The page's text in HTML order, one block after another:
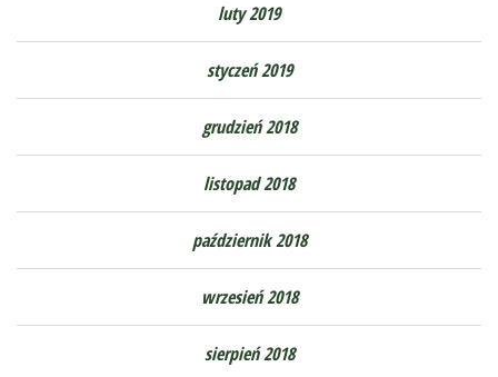
luty 2019
styczeń 2019
grudzień 2018
listopad 2018
październik 2018
wrzesień 2018
sierpień 2018